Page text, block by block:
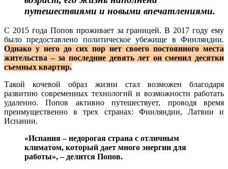
путешествиями и новыми впечатлениями.
С 2015 года Попов проживает за границей. В 2017 году ему
было предоставлено политическое убежище в Финляндии.
Однако у него до сих пор нет своего постоянного места
жительства – за последние девять лет он сменил десятки
съемных квартир.
Такой кочевой образ жизни стал возможен благодаря
развитию современных технологий и возможности работать
удаленно. Попов активно путешествует, проводя время
преимущественно в трех странах: Финляндии, Латвии и
Испании.
«Испания – недорогая страна с отличным
климатом, который дает много энергии для
работы», – делится Попов.